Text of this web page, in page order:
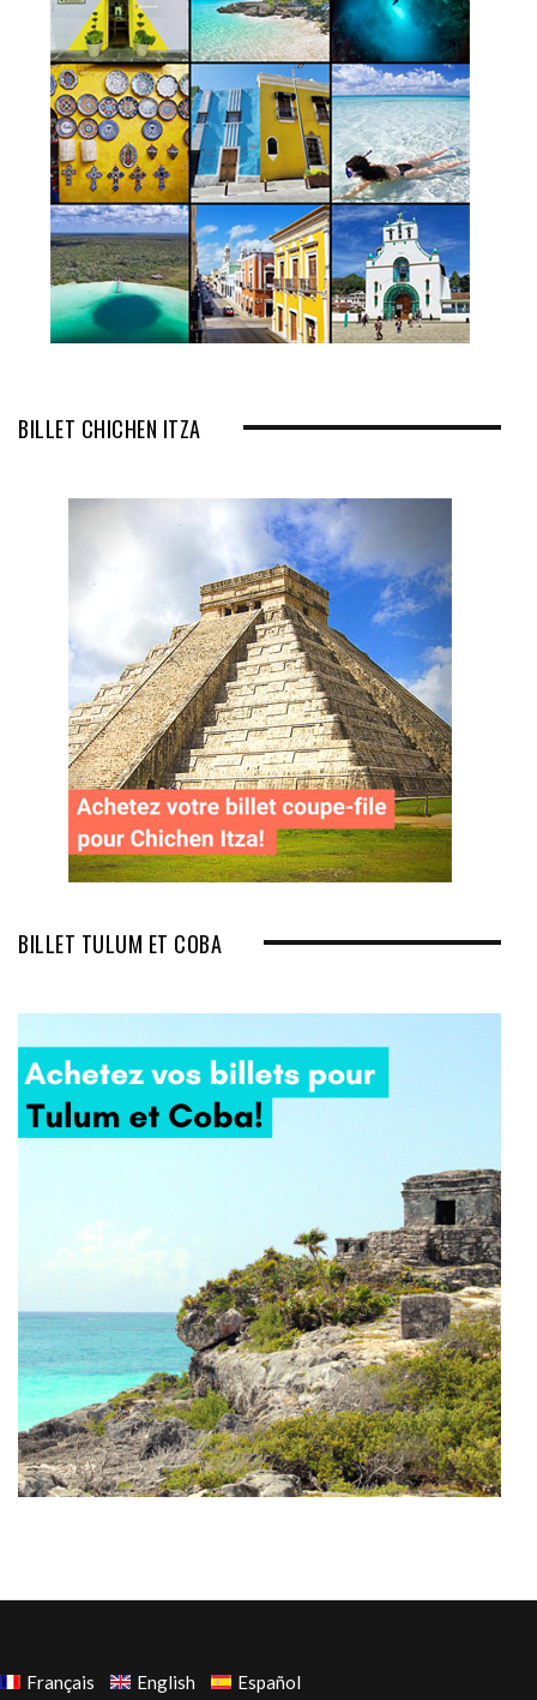
BILLET CHICHEN ITZA
BILLET TULUM ET COBA
Français English Español